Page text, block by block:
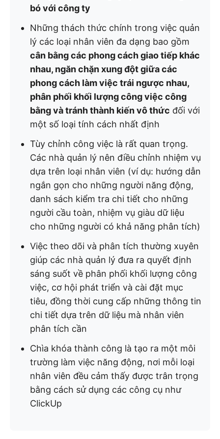
bó với công ty
Những thách thức chính trong việc quản
lý các loại nhân viên đa dạng bao gồm
cân bằng các phong cách giao tiếp khác
nhau, ngăn chặn xung đột giữa các
phong cách làm việc trái ngược nhau,
phân phối khối lượng công việc công
bằng và tránh thành kiến vô thức đối với
một số loại tính cách nhất định
Tùy chỉnh công việc là rất quan trọng.
Các nhà quản lý nên điều chỉnh nhiệm vụ
dựa trên loại nhân viên (ví dụ: hướng dẫn
ngắn gọn cho những người năng động,
danh sách kiểm tra chi tiết cho những
người cầu toàn, nhiệm vụ giàu dữ liệu
cho những người có khả năng phân tích)
Việc theo dõi và phân tích thường xuyên
giúp các nhà quản lý đưa ra quyết định
sáng suốt về phân phối khối lượng công
việc, cơ hội phát triển và cài đặt mục
tiêu, đồng thời cung cấp những thông tin
chi tiết dựa trên dữ liệu mà nhân viên
phân tích cần
Chìa khóa thành công là tạo ra một môi
trường làm việc năng động, nơi mỗi loại
nhân viên đều cảm thấy được trân trọng
bằng cách sử dụng các công cụ như
ClickUp